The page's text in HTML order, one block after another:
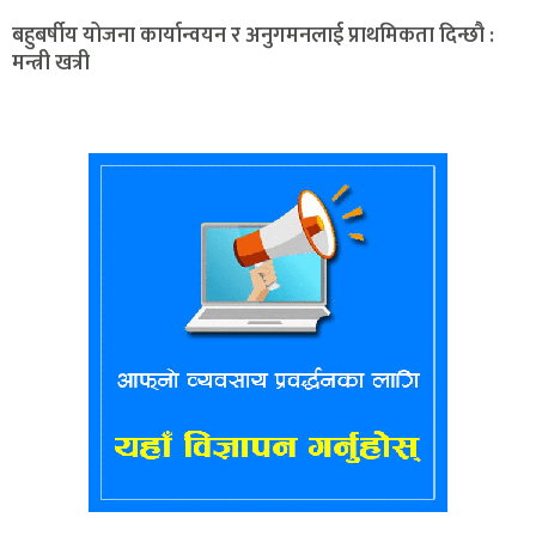
बहुबर्षीय योजना कार्यान्वयन र अनुगमनलाई प्राथमिकता दिन्छौ :
मन्त्री खत्री